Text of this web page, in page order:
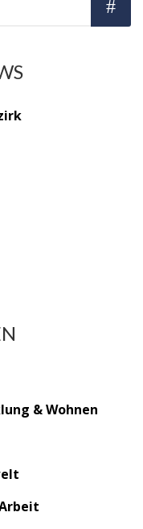
& Wohnen